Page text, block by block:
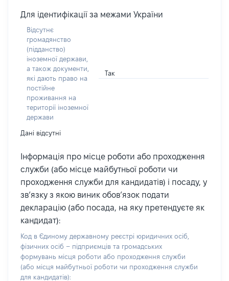
Для ідентифікації за межами України
Відсутнє
громадянство
(підданство)
іноземної держави,
а також документи,
які дають право на
постійне
проживання на
території іноземної
держави
Так
Дані відсутні
Інформація про місце роботи або проходження
служби (або місце майбутньої роботи чи
проходження служби для кандидатів) і посаду, у
зв’язку з якою виник обов’язок подати
декларацію (або посада, на яку претендуєте як
кандидат):
Код в Єдиному державному реєстрі юридичних осіб,
фізичних осіб – підприємців та громадських
формувань місця роботи або проходження служби
(або місця майбутньої роботи чи проходження служби
для кандидатів):